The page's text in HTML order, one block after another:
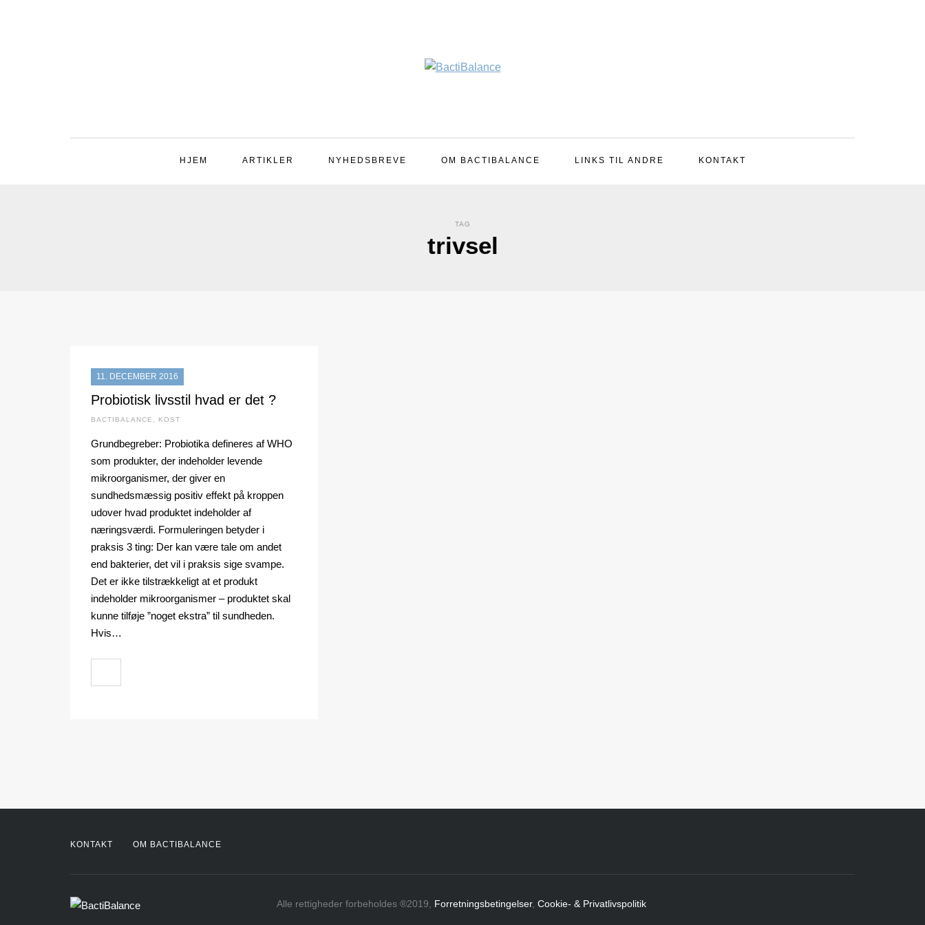
HJEM ARTIKLER NYHEDSBREVE OM BACTIBALANCE LINKS TIL ANDRE KONTAKT
TAG
trivsel
11. DECEMBER 2016
Probiotisk livsstil hvad er det ?
BACTIBALANCE KOST
Grundbegreber: Probiotika defineres af WHO
som produkter, der indeholder levende
mikroorganismer, der giver en
sundhedsmæssig positiv effekt på kroppen
udover hvad produktet indeholder af
næringsværdi. Formuleringen betyder i
praksis 3 ting: Der kan være tale om andet
end bakterier, det vil i praksis sige svampe.
Det er ikke tilstrækkeligt at et produkt
indeholder mikroorganismer – produktet skal
kunne tilføje ”noget ekstra” til sundheden.
Hvis…
KONTAKT OM BACTIBALANCE
Alle rettigheder forbeholdes ®2019, Forretningsbetingelser, Cookie- & Privatlivspolitik